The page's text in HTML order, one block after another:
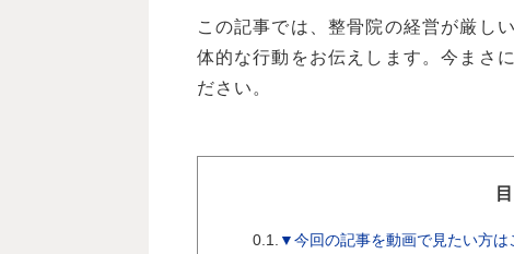
この記事では、整骨院の経営が厳し
体的な行動をお伝えします。今まさ
ださい。
0.1. ▼今回の記事を動画で見たい方は